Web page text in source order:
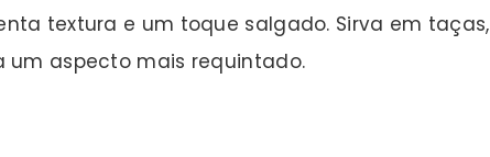
textura e um toque salgado. Sirva em taças,
um aspecto mais requintado.